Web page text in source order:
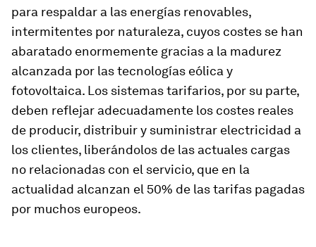
para respaldar a las energías renovables,
intermitentes por naturaleza, cuyos costes se han
abaratado enormemente gracias a la madurez
alcanzada por las tecnologías eólica y
fotovoltaica. Los sistemas tarifarios, por su parte,
deben reflejar adecuadamente los costes reales
de producir, distribuir y suministrar electricidad a
los clientes, liberándolos de las actuales cargas
no relacionadas con el servicio, que en la
actualidad alcanzan el 50% de las tarifas pagadas
por muchos europeos.